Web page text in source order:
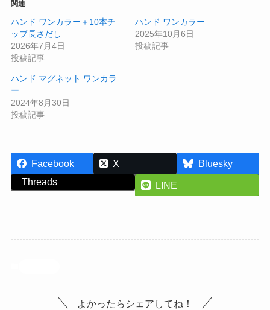
関連
ハンド ワンカラー＋10本チ
ップ長さだし
2026年7月4日
投稿記事
ハンド ワンカラー
2025年10月6日
投稿記事
ハンド マグネット ワンカラ
ー
2024年8月30日
投稿記事
Facebook X
Bluesky
Threads
LINE
よかったらシェアしてね！